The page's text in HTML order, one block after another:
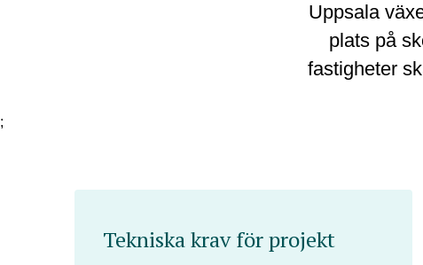
Uppsala
plats på
fastigheter
;
Tekniska krav för projekt